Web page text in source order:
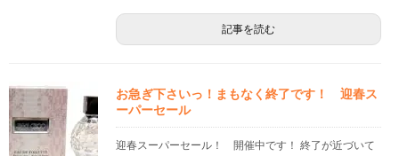
記事を読む
お急ぎ下さいっ！まもなく終了です！ 迎春ス
ーパーセール
迎春スーパーセール！ 開催中です！ 終了が近づいて